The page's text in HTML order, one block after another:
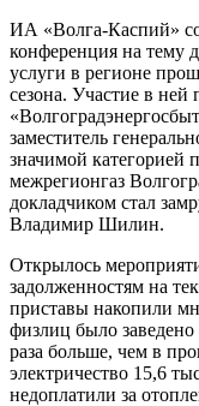
ИА «Волга-Каспий»
конференция на тему
услуги в регионе
сезона. Участие в
заместитель
значимой
межрегионгаз
докладчиком стал
Владимир Шилин.
Открылось
задолженностям на
приставы накопили
физлиц было
раза больше, чем в
электричество 15,6
недоплатили за